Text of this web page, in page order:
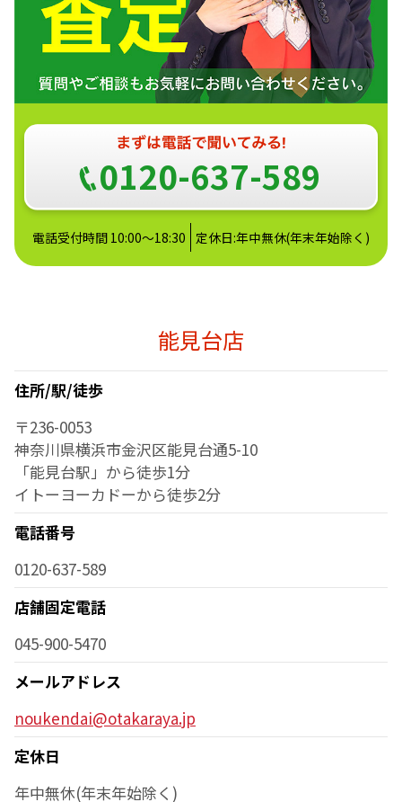
0120-637-589
電話受付時間 10:00～18:30 定休日:年中無休(年末年始除く)
能見台店
住所/駅/徒歩
〒236-0053
神奈川県横浜市金沢区能見台通5-10
「能見台駅」から徒歩1分
イトーヨーカドーから徒歩2分
電話番号
0120-637-589
店舗固定電話
045-900-5470
メールアドレス
noukendai@otakaraya.jp
定休日
年中無休(年末年始除く)